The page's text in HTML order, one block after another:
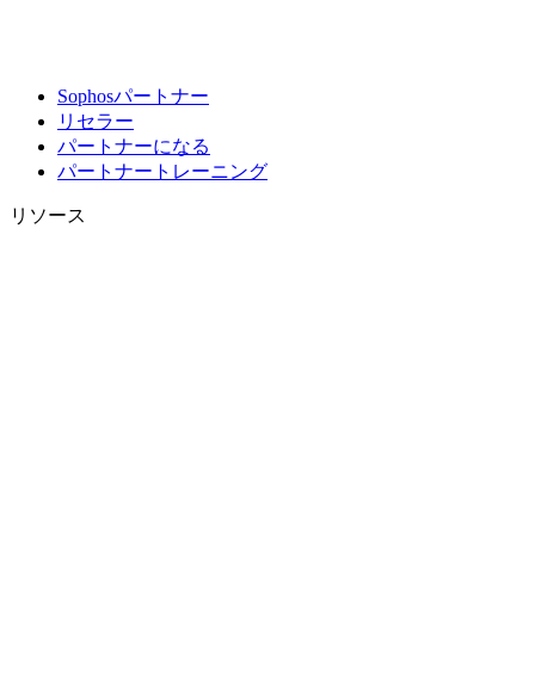
Sophosパートナー
リセラー
パートナーになる
パートナートレーニング
リソース